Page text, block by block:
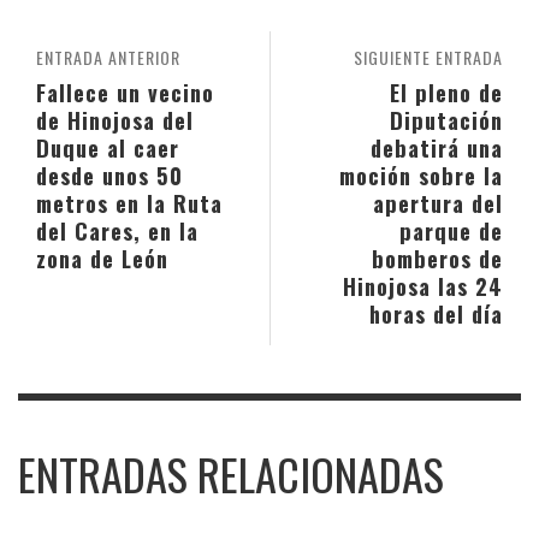
SIGUIENTE ENTRADA
El pleno de
Diputación
debatirá una
moción sobre la
apertura del
parque de
bomberos de
Hinojosa las 24
horas del día
ENTRADA ANTERIOR
Fallece un vecino
de Hinojosa del
Duque al caer
desde unos 50
metros en la Ruta
del Cares, en la
zona de León
ENTRADAS RELACIONADAS